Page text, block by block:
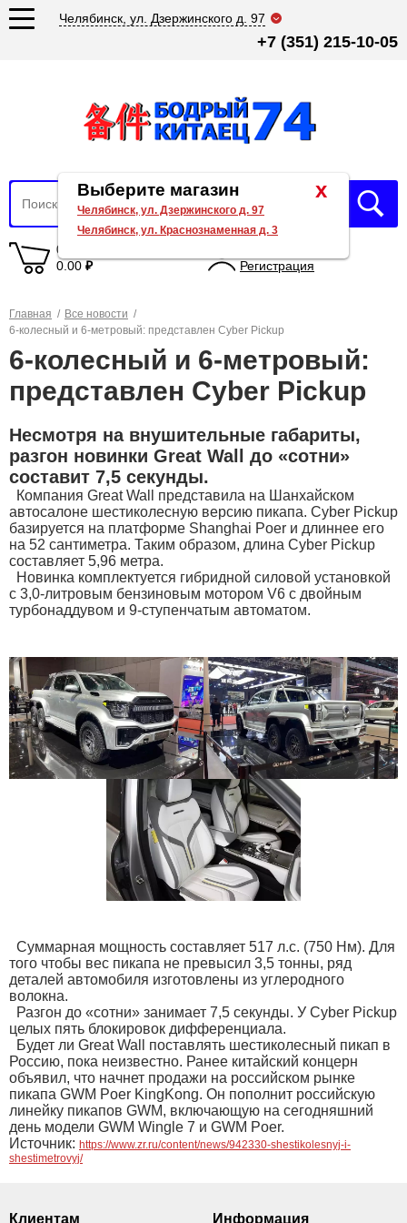
Челябинск, ул. Дзержинского д. 97
+7 (351) 215-10-05
0 товаров
0.00 ₽
Регистрация
Главная / Все новости /
6-колесный и 6-метровый: представлен Cyber Pickup
6-колесный и 6-метровый:
представлен Cyber Pickup
Несмотря на внушительные габариты,
разгон новинки Great Wall до «сотни»
составит 7,5 секунды.
Компания Great Wall представила на Шанхайском
автосалоне шестиколесную версию пикапа. Cyber Pickup
базируется на платформе Shanghai Poer и длиннее его
на 52 сантиметра. Таким образом, длина Cyber Pickup
составляет 5,96 метра.
Новинка комплектуется гибридной силовой установкой
с 3,0-литровым бензиновым мотором V6 с двойным
турбонаддувом и 9-ступенчатым автоматом.
Суммарная мощность составляет 517 л.с. (750 Нм). Для
того чтобы вес пикапа не превысил 3,5 тонны, ряд
деталей автомобиля изготовлены из углеродного
волокна.
Разгон до «сотни» занимает 7,5 секунды. У Cyber Pickup
целых пять блокировок дифференциала.
Будет ли Great Wall поставлять шестиколесный пикап в
Россию, пока неизвестно. Ранее китайский концерн
объявил, что начнет продажи на российском рынке
пикапа GWM Poer KingKong. Он пополнит российскую
линейку пикапов GWM, включающую на сегодняшний
день модели GWM Wingle 7 и GWM Poer.
Источник: https://www.zr.ru/content/news/942330-shestikolesnyj-i-
shestimetrovyj/
Клиентам Информация
x
Выберите магазин
Челябинск, ул. Дзержинского д. 97
Челябинск, ул. Краснознаменная д. 3